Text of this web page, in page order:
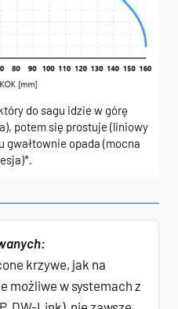
do sagu idzie w górę
potem się prostuje (liniowy
gwałtownie opada (mocna
krzywe, jak na
możliwe w systemach z